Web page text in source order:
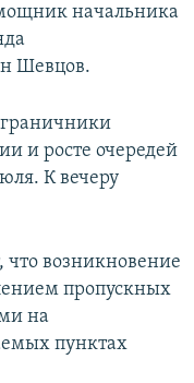
начальника
Шевцов.
и росте очередей
К вечеру
что возникновение
пропускных
на
пунктах